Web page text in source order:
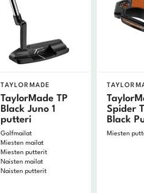
TAYLORMADE
TaylorMade TP
Black Juno 1
putteri
Golfmailat
Miesten mailat
Miesten putterit
Naisten mailat
Naisten putterit
Spider
Black
Miesten